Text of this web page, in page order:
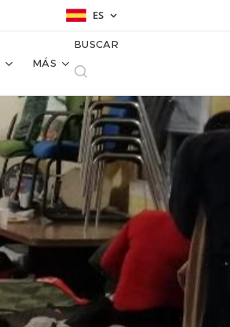
ES
MÁS
BUSCAR